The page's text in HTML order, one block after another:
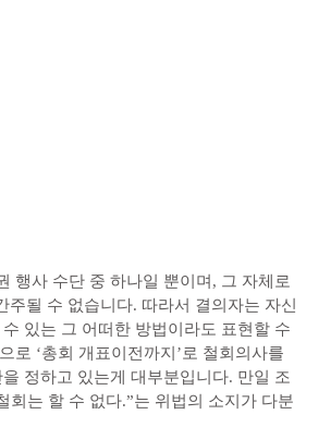
행사 수단 중 하나일 뿐이며, 그 자체로
주될 수 없습니다. 따라서 결의자는 자신
있는 그 어떠한 방법이라도 표현할 수
로 ‘총회 개표이전까지’로 철회의사를
정하고 있는게 대부분입니다. 만일 조
회는 할 수 없다.”는 위법의 소지가 다분